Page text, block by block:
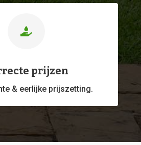

prijzen
& eerlijke prijszetting.